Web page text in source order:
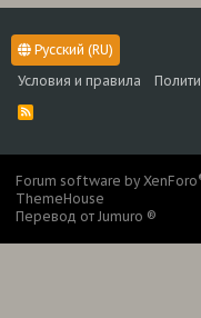
Русский (RU)
Условия и правила
R
S
Forum software by XenForo
ThemeHouse
Перевод от Jumuro ®